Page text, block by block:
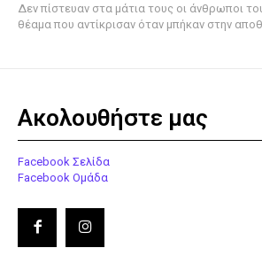
Δεν πίστευαν στα μάτια τους οι άνθρωποι
θέαμα που αντίκρισαν όταν μπήκαν στην
Ακολουθήστε μας
Facebook Σελίδα
Facebook Ομάδα